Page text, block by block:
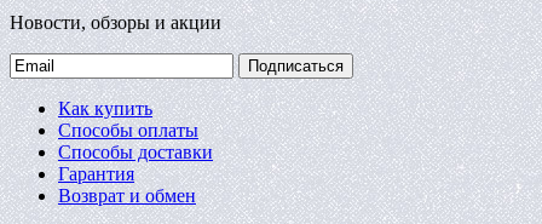
Новости, обзоры и акции
Подписаться
Как купить
Способы оплаты
Способы доставки
Гарантия
Возврат и обмен